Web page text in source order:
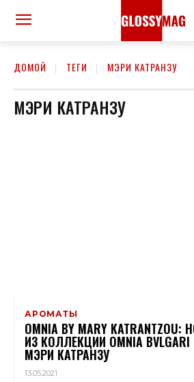
ДОМОЙ ТЕГИ МЭРИ КАТРАНЗУ
МЭРИ КАТРАНЗУ
АРОМАТЫ
OMNIA BY MARY
ИЗ КОЛЛЕКЦИИ OMNIA
МЭРИ КАТРАНЗУ
13.05.2021